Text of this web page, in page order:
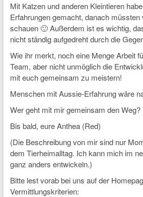
Mit Katzen und anderen Kleintieren
Erfahrungen gemacht, danach müssten
schauen 🙂 Außerdem ist es wichtig,
nicht ständig aufgedreht durch die
Wie ihr merkt, noch eine Menge Arbeit
Team, aber nicht unmöglich die
mit euch gemeinsam zu meistern!
Menschen mit Aussie-Erfahrung wäre
Wer geht mit mir gemeinsam den Weg?
Bis bald, eure Anthea (Red)
(Die Beschreibung von mir sind nur
dem Tierheimalltag. Ich kann mich im
ganz anders entwickeln.)
Bitte lest vorab bei uns auf der
Vermittlungskriterien: